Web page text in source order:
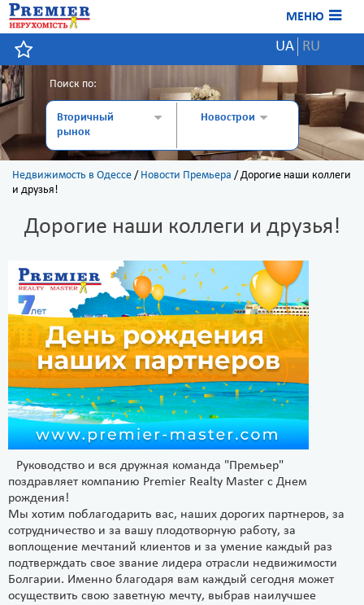
МЕНЮ
UA RU
Поиск по:
Вторичный
рынок
Новострои
Недвижимость в Одессе / Новости Премьера / Дорогие наши коллеги
и друзья!
Дорогие наши коллеги и друзья!
Руководство и вся дружная команда "Премьер"
поздравляет компанию Premier Realty Master с Днем
рождения!
Мы хотим поблагодарить вас, наших дорогих партнеров, за
сотрудничество и за вашу плодотворную работу, за
воплощение мечтаний клиентов и за умение каждый раз
подтверждать свое звание лидера отрасли недвижимости
Болгарии. Именно благодаря вам каждый сегодня может
осуществить свою заветную мечту, выбрав наилучшее